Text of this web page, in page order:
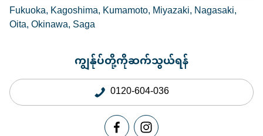
Fukuoka Kagoshima Kumamoto Miyazaki Nagasaki
Oita Okinawa Saga
ကျွန်ုပ်တို့ကိုဆက်သွယ်ရန်
0120-604-036